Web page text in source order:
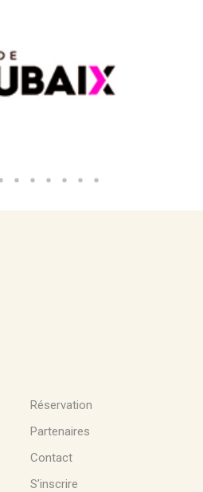
Réservation
Partenaires
Contact
S’inscrire